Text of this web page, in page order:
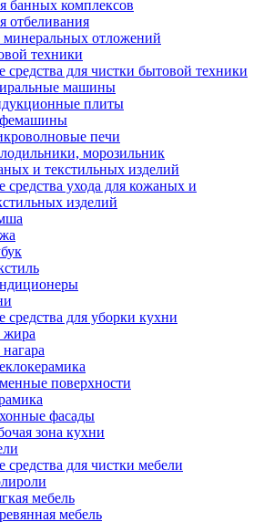
банных комплексов
отбеливания
отложений
техники
средства для чистки бытовой техники
машины
плиты
печи
морозильник
и текстильных изделий
средства ухода для кожаных и
изделий
средства для уборки кухни
поверхности
фасады
зона кухни
средства для чистки мебели
мебель
мебель